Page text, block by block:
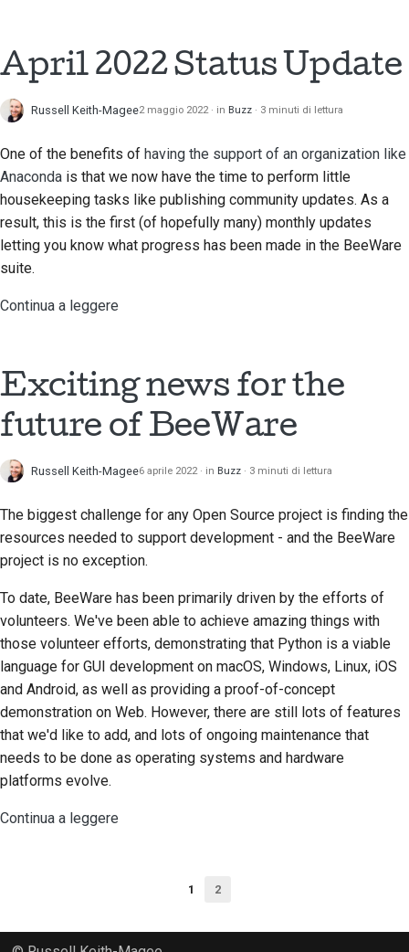
中文(繁體)
testare il codice
dell'edificio
Scrittura della
documentazione
Aggiunta di una nota di
modifica
Invio di una nuova
funzionalità
Traduzione dei
contenuti
delle richieste di pull
Processo di rilascio
Politica sull'intelligenza
artificiale
Guida allo stile del
codice
April 2022 Status Update
Russell Keith-Magee2 maggio 2022 in Buzz 3 minuti di lettura
One of the benefits of having the support of an organization like
Anaconda is that we now have the time to perform little
housekeeping tasks like publishing community updates. As a
result, this is the first (of hopefully many) monthly updates
letting you know what progress has been made in the BeeWare
suite.
Continua a leggere
Exciting news for the
future of BeeWare
Russell Keith-Magee6 aprile 2022 in Buzz 3 minuti di lettura
The biggest challenge for any Open Source project is finding the
resources needed to support development - and the BeeWare
project is no exception.
To date, BeeWare has been primarily driven by the efforts of
volunteers. We've been able to achieve amazing things with
those volunteer efforts, demonstrating that Python is a viable
language for GUI development on macOS, Windows, Linux, iOS
and Android, as well as providing a proof-of-concept
demonstration on Web. However, there are still lots of features
that we'd like to add, and lots of ongoing maintenance that
needs to be done as operating systems and hardware
platforms evolve.
Continua a leggere
1 2